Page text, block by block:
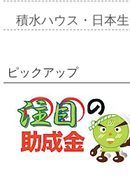
積水ハウス・日本
ピックアップ